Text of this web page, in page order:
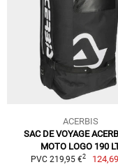
ACERBIS
SAC DE VOYAGE
MOTO LOGO 190
PVC 219,95 €2